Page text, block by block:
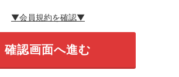
▼会員規約を確認▼